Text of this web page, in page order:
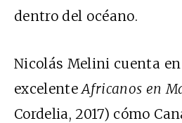
dentro del océano.
Nicolás Melini cuenta
excelenteAfricanos en
Cordelia, 2017) cómo